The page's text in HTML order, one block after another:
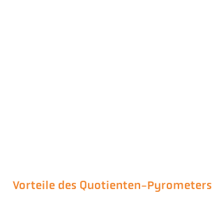
Vorteile des Quotienten-Pyrometers